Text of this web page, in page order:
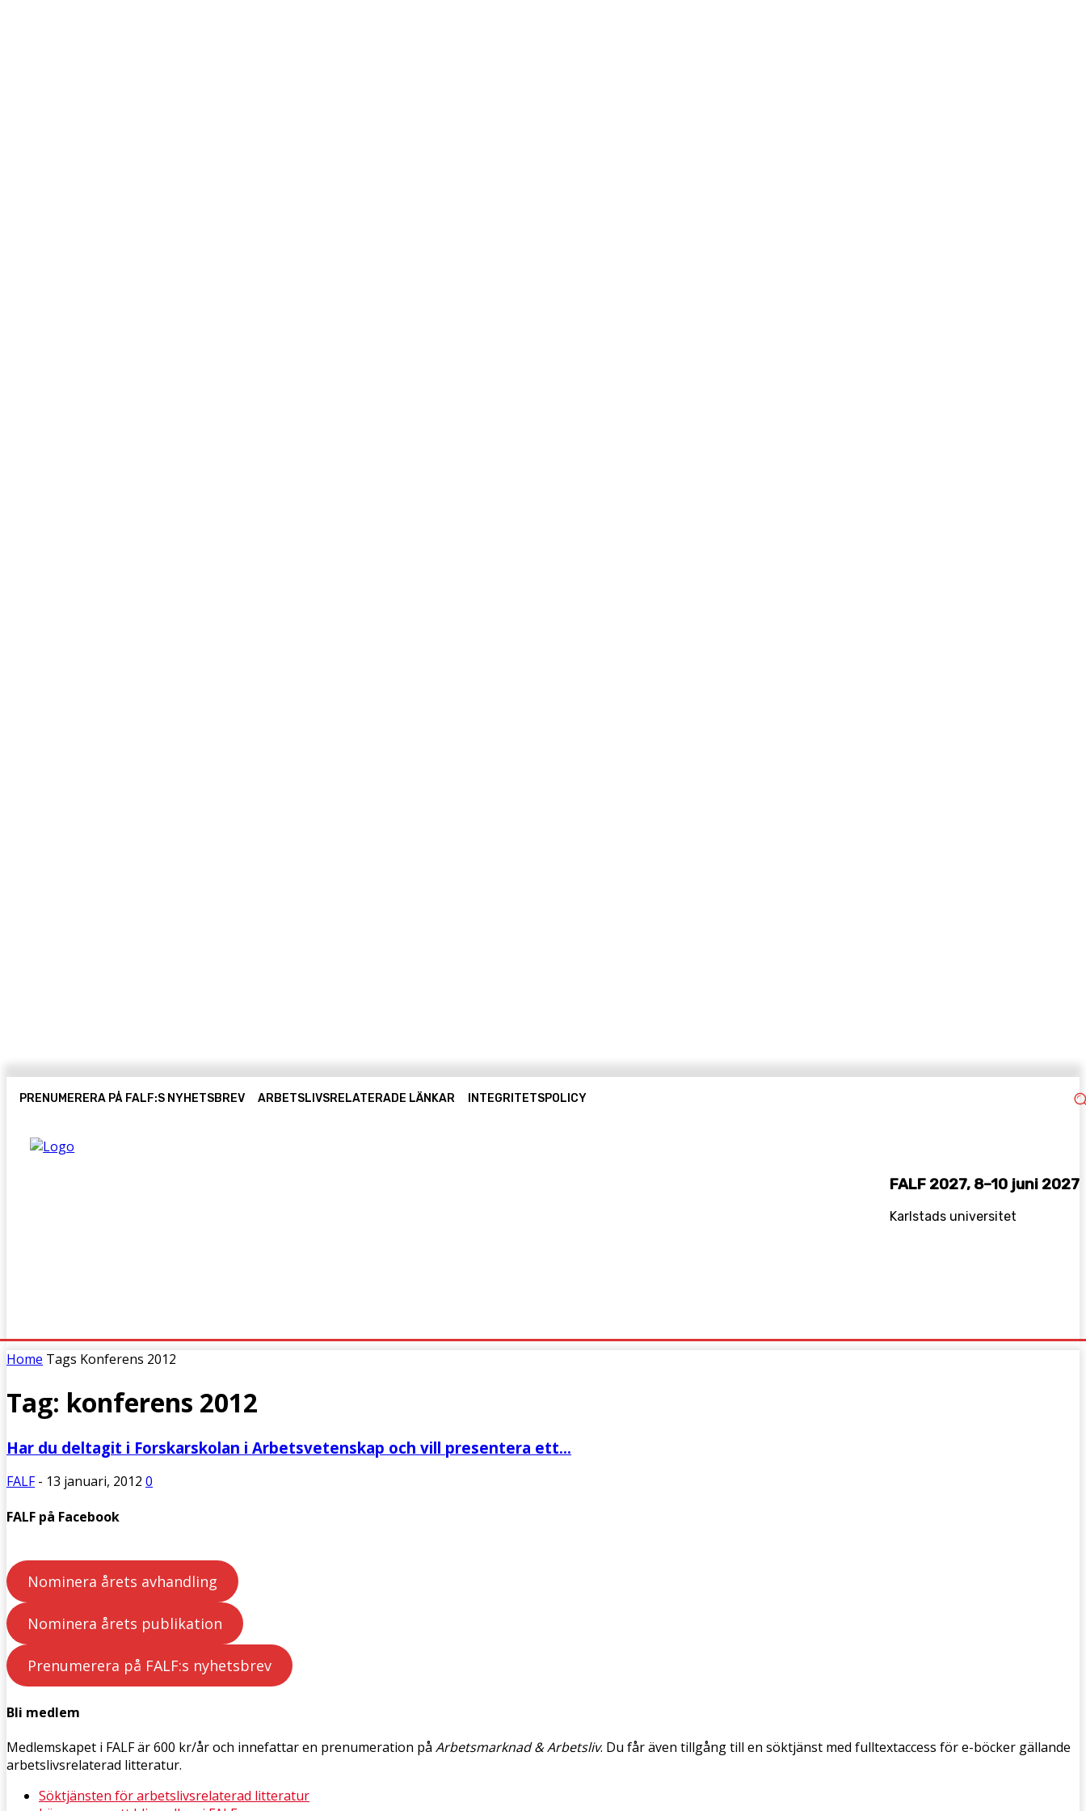
PRENUMERERA PÅ FALF:S NYHETSBREV ARBETSLIVSRELATERADE LÄNKAR INTEGRITETSPOLICY
FALF 2027, 8–10 juni 2027
Karlstads universitet
Home Tags Konferens 2012
Tag: konferens 2012
Har du deltagit i Forskarskolan i Arbetsvetenskap och vill presentera ett...
FALF - 13 januari, 2012 0
FALF på Facebook
Nominera årets avhandling
Nominera årets publikation
Prenumerera på FALF:s nyhetsbrev
Bli medlem
Medlemskapet i FALF är 600 kr/år och innefattar en prenumeration på Arbetsmarknad & Arbetsliv. Du får även tillgång till en söktjänst med fulltextaccess för e-böcker gällande
arbetslivsrelaterad litteratur.
Söktjänsten för arbetslivsrelaterad litteratur